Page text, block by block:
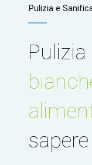
Pulizia e
sapere